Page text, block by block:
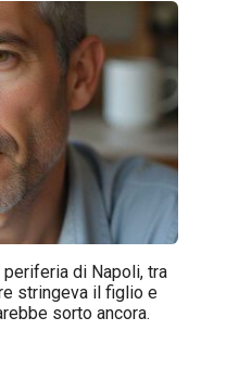
di Napoli, tra
stringeva il figlio e
sorto ancora.